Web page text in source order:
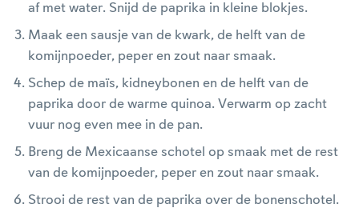
af met water. Snijd de paprika in kleine blokjes.
Maak een sausje van de kwark, de helft van de
komijnpoeder, peper en zout naar smaak.
Schep de maïs, kidneybonen en de helft van de
paprika door de warme quinoa. Verwarm op zacht
vuur nog even mee in de pan.
Breng de Mexicaanse schotel op smaak met de rest
van de komijnpoeder, peper en zout naar smaak.
Strooi de rest van de paprika over de bonenschotel.